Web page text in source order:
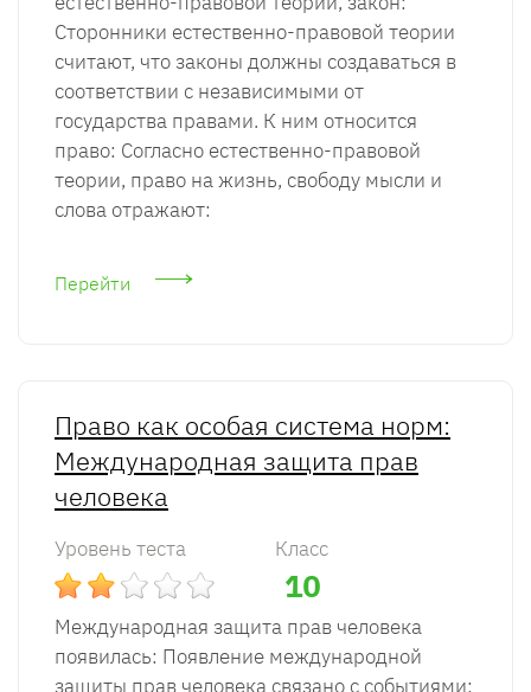
Сторонники естественно-правовой теории
считают, что законы должны создаваться в
соответствии с независимыми от
государства правами. К ним относится
право: Согласно естественно-правовой
теории, право на жизнь, свободу мысли и
слова отражают:
Перейти
Право как особая система норм:
Международная защита прав
человека
Уровень теста Класс
10
Международная защита прав человека
появилась: Появление международной
защиты прав человека связано с событиями: